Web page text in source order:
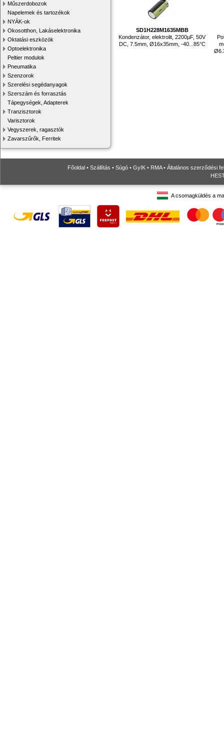
Műszerdobozok
Napelemek és tartozékok
NYÁK-ok
Okosotthon, Lakáselektronika
Oktatási eszközök
Optoelektronika
Peltier modulok
Pneumatika
Szenzorok
Szerelési segédanyagok
Szerszám és forrasztás
Tápegységek, Adapterek
Tranzisztorok
Varisztorok
Vegyszerek, ragasztók
Zavarszűrők, Ferritek
SD1H228M1635MBB
Kondenzátor, elektrolit, 2200µF, 50V
DC, 7.5mm, Ø16x35mm, -40...85°C
Főoldal • Szállítás • Súgó • GyIK • RMA• Általános szerződési
A csomagküldés a